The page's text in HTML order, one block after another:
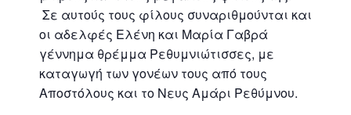
Σε αυτούς τους φίλους συναριθμούνται και
οι αδελφές Ελένη και Μαρία Γαβρά
γέννημα θρέμμα Ρεθυμνιώτισσες, με
καταγωγή των γονέων τους από τους
Αποστόλους και το Νευς Αμάρι Ρεθύμνου.